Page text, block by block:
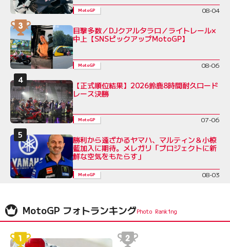
MotoGP 08-04
目撃多数／DJクアルタラロ／ライトレール×
中上【SNSピックアップMotoGP】
MotoGP 08-06
【正式順位結果】2026鈴鹿8時間耐久ロード
レース決勝
MotoGP 07-06
勝利から遠ざかるヤマハ、マルティン＆小椋
藍加入に期待。メレガリ「プロジェクトに新
鮮な空気をもたらす」
MotoGP 08-03
MotoGP フォトランキング